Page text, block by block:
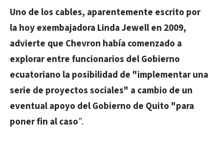
Uno de los cables, aparentemente escrito por
la hoy exembajadora Linda Jewell en 2009,
advierte que Chevron había comenzado a
explorar entre funcionarios del Gobierno
ecuatoriano la posibilidad de "implementar una
serie de proyectos sociales" a cambio de un
eventual apoyo del Gobierno de Quito "para
poner fin al caso".